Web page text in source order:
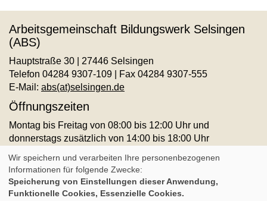
Arbeitsgemeinschaft Bildungswerk Selsingen
(ABS)
Hauptstraße 30 | 27446 Selsingen
Telefon 04284 9307-109 | Fax 04284 9307-555
E-Mail: abs(at)selsingen.de
Öffnungszeiten
Montag bis Freitag von 08:00 bis 12:00 Uhr und
donnerstags zusätzlich von 14:00 bis 18:00 Uhr
AGB
Impressum Datenschutz Widerruf
Cookie Einstellungen
Wir speichern und verarbeiten Ihre personenbezogenen
Informationen für folgende Zwecke:
Speicherung von Einstellungen dieser Anwendung,
Funktionelle Cookies, Essenzielle Cookies.